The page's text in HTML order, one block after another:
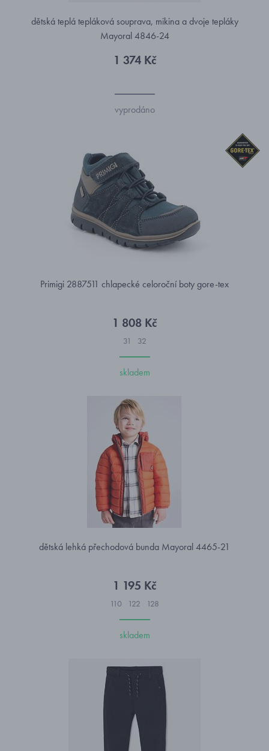
dětská teplá tepláková souprava, mikina a dvoje tepláky
Mayoral 4846-24
1 374 Kč
vyprodáno
Primigi 2887511 chlapecké celoroční boty gore-tex
1 808 Kč
31 32
skladem
dětská lehká přechodová bunda Mayoral 4465-21
1 195 Kč
110 122 128
skladem